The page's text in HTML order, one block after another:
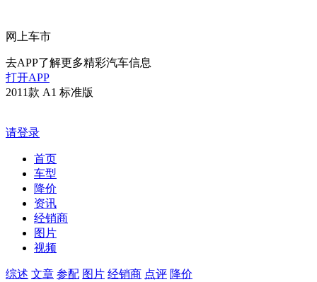
网上车市
去APP了解更多精彩汽车信息
打开APP
2011款 A1 标准版
请登录
首页
车型
降价
资讯
经销商
图片
视频
综述 文章 参配 图片 经销商 点评 降价